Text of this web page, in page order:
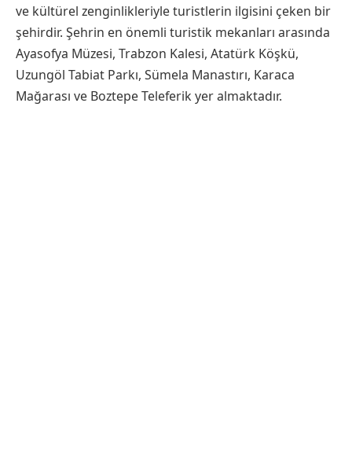
ve kültürel zenginlikleriyle turistlerin ilgisini çeken bir
şehirdir. Şehrin en önemli turistik mekanları arasında
Ayasofya Müzesi, Trabzon Kalesi, Atatürk Köşkü,
Uzungöl Tabiat Parkı, Sümela Manastırı, Karaca
Mağarası ve Boztepe Teleferik yer almaktadır.